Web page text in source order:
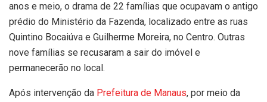
anos e meio, o drama de 22 famílias que ocupavam o antigo
prédio do Ministério da Fazenda, localizado entre as ruas
Quintino Bocaiúva e Guilherme Moreira, no Centro. Outras
nove famílias se recusaram a sair do imóvel e
permanecerão no local.
Após intervenção da Prefeitura de Manaus, por meio da